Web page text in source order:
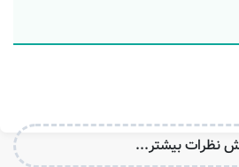
نظرات بیشتر...